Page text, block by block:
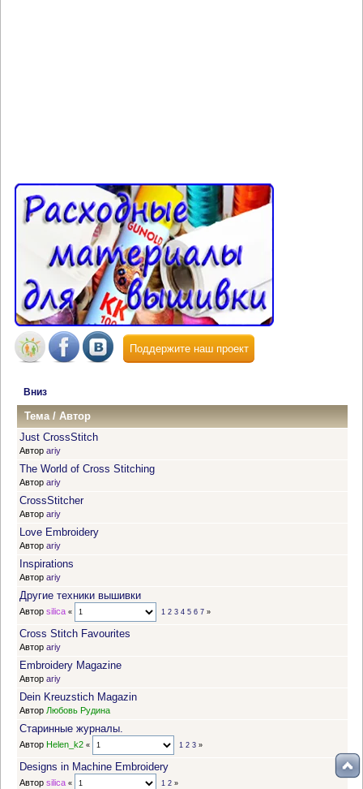
Поддержите наш проект
Вниз
Тема/Автор
Just CrossStitch
Автор ariy
The World of Cross Stitching
Автор ariy
CrossStitcher
Автор ariy
Love Embroidery
Автор ariy
Inspirations
Автор ariy
Другие техники вышивки
Автор silica « 1 2 3 4 5 6 7»
Cross Stitch Favourites
Автор ariy
Embroidery Magazine
Автор ariy
Dein Kreuzstich Magazin
Автор Любовь Рудина
Старинные журналы.
Автор Helen_k2 « 1 2 3»
Designs in Machine Embroidery
Автор silica « 1 2»